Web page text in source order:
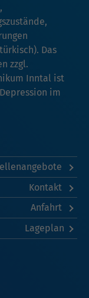
Das
zzgl.
Inntal ist
im
Kontakt
Anfahrt
Lageplan